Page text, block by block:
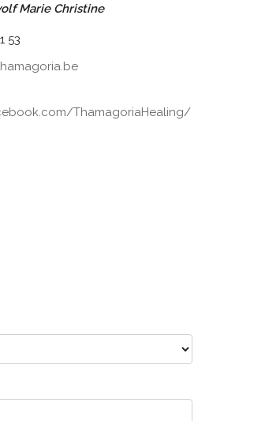
Marie Christine
53
ThamagoriaHealing/